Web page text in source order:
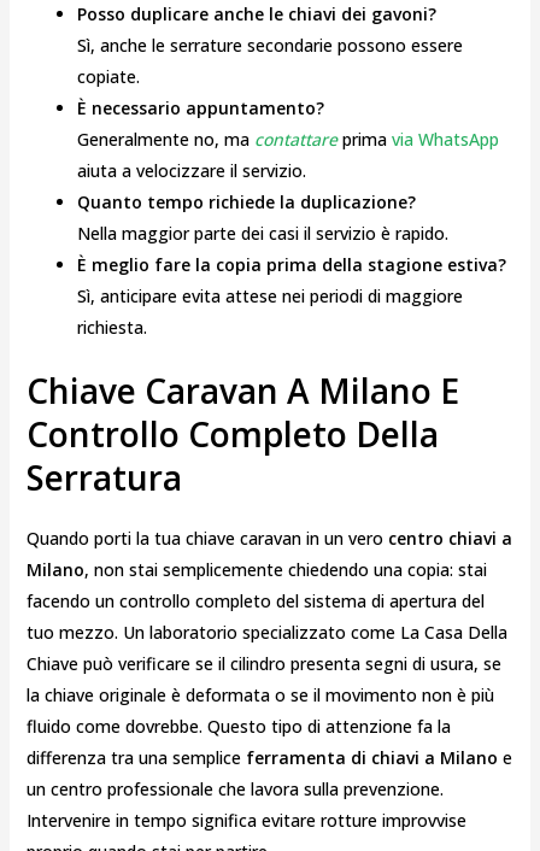
Posso duplicare anche le chiavi dei gavoni?
Sì, anche le serrature secondarie possono essere
copiate.
È necessario appuntamento?
Generalmente no, ma contattareprima via WhatsApp
aiuta a velocizzare il servizio.
Quanto tempo richiede la duplicazione?
Nella maggior parte dei casi il servizio è rapido.
È meglio fare la copia prima della stagione estiva?
Sì, anticipare evita attese nei periodi di maggiore
richiesta.
Chiave Caravan A Milano E
Controllo Completo Della
Serratura
Quando porti la tua chiave caravan in un vero centro chiavi a
Milano, non stai semplicemente chiedendo una copia: stai
facendo un controllo completo del sistema di apertura del
tuo mezzo. Un laboratorio specializzato come La Casa Della
Chiave può verificare se il cilindro presenta segni di usura, se
la chiave originale è deformata o se il movimento non è più
fluido come dovrebbe. Questo tipo di attenzione fa la
differenza tra una semplice ferramenta di chiavi a Milano e
un centro professionale che lavora sulla prevenzione.
Intervenire in tempo significa evitare rotture improvvise